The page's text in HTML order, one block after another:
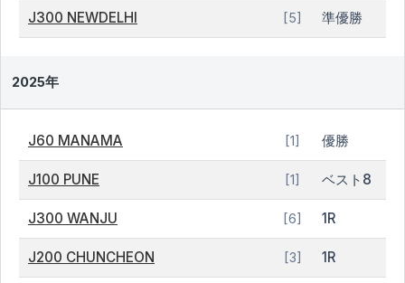
J300 NEWDELHI [5] 準優勝
2025年
J60 MANAMA [1] 優勝
J100 PUNE [1] ベスト8
J300 WANJU [6] 1R
J200 CHUNCHEON [3] 1R